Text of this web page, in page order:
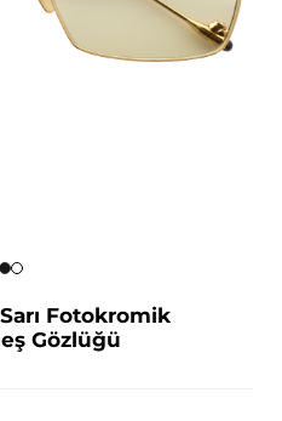
Fotokromik
Gözlüğü